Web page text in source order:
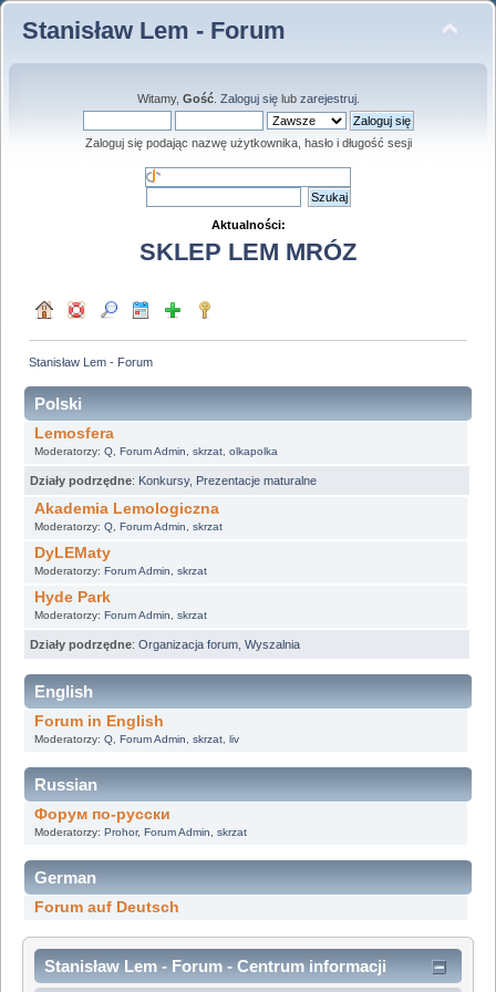
Stanisław Lem - Forum
Witamy, Gość. Zaloguj sięlub zarejestruj.
Zaloguj się podając nazwę użytkownika, hasło i długość sesji
Aktualności:
SKLEP LEM MRÓZ
Stanisław Lem - Forum
Polski
Lemosfera
Moderatorzy: Q, Forum Admin skrzat, olkapolka
Działy podrzędne: Konkursy, Prezentacje maturalne
Akademia Lemologiczna
Moderatorzy: Q, Forum Admin skrzat
DyLEMaty
Moderatorzy: Forum Admin skrzat
Hyde Park
Moderatorzy: Forum Admin skrzat
Działy podrzędne: Organizacja forum Wyszalnia
English
Forum in English
Moderatorzy: Q, Forum Admin skrzat, liv
Russian
Форум по-русски
Moderatorzy: Prohor, Forum Admin skrzat
German
Forum auf Deutsch
Stanisław Lem - Forum - Centrum informacji